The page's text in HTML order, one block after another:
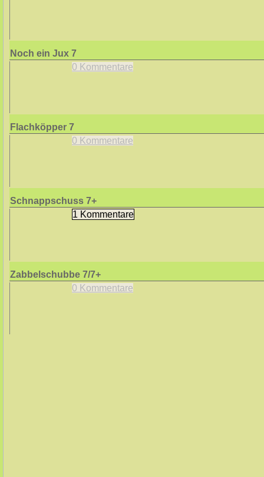
Noch ein Jux 7
0 Kommentare
Flachköpper 7
0 Kommentare
Schnappschuss 7+
1 Kommentare
Zabbelschubbe 7/7+
0 Kommentare